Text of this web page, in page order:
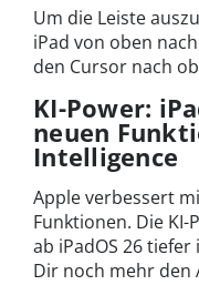
Um die Leiste
iPad von oben
den Cursor nach
KI-Power:
neuen
Intelligence
Apple verbessert
Funktionen. Die
ab iPadOS 26
Dir noch mehr den